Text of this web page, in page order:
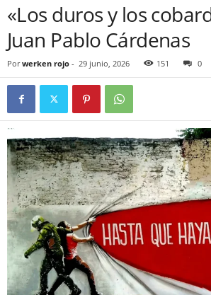
«Los duros y los
Juan Pablo Cárdenas
Por werken rojo - 29 junio, 2026 151 0